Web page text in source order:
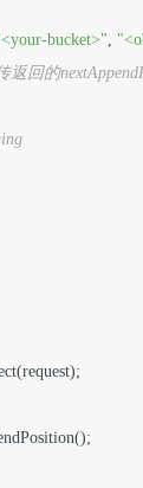
bucket>",
回的